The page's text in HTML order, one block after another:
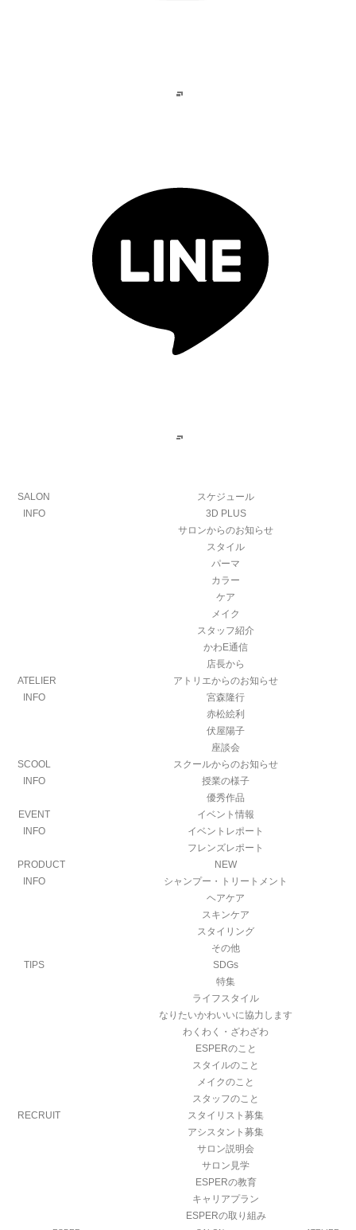
SALON
INFO
スケジュール
3D PLUS
サロンからのお知らせ
スタイル
パーマ
カラー
ケア
メイク
スタッフ紹介
かわE通信
店長から
ATELIER
INFO
アトリエからのお知らせ
宮森隆行
赤松絵利
伏屋陽子
座談会
SCOOL
INFO
スクールからのお知らせ
授業の様子
優秀作品
EVENT
INFO
イベント情報
イベントレポート
フレンズレポート
PRODUCT
INFO
NEW
シャンプー・トリートメント
ヘアケア
スキンケア
スタイリング
その他
TIPS
SDGs
特集
ライフスタイル
なりたいかわいいに協力します
わくわく・ざわざわ
ESPERのこと
スタイルのこと
メイクのこと
スタッフのこと
RECRUIT
スタイリスト募集
アシスタント募集
サロン説明会
サロン見学
ESPERの教育
キャリアプラン
ESPERの取り組み